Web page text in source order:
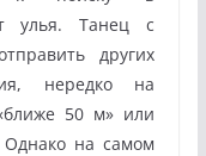
улья. Танец с
других
нередко на
50 м» или
на самом